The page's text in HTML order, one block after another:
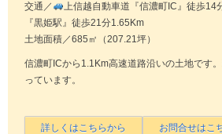
交通／
上信越自動車道『信濃町IC』徒歩14
『黒姫駅』徒歩21分1.65Km
土地面積／685㎡（207.21坪）
信濃町ICから1.1Km高速道路沿いの土地です
っています。